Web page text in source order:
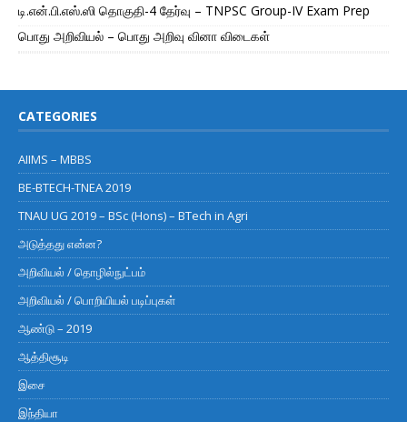
டி.என்.பி.எஸ்.ஸி தொகுதி-4 தேர்வு – TNPSC Group-IV Exam Prep
பொது அறிவியல் – பொது அறிவு வினா விடைகள்
CATEGORIES
AIIMS – MBBS
BE-BTECH-TNEA 2019
TNAU UG 2019 – BSc (Hons) – BTech in Agri
அடுத்தது என்ன?
அறிவியல் / தொழில்நுட்பம்
அறிவியல் / பொறியியல் படிப்புகள்
ஆண்டு – 2019
ஆத்திசூடி
இசை
இந்தியா